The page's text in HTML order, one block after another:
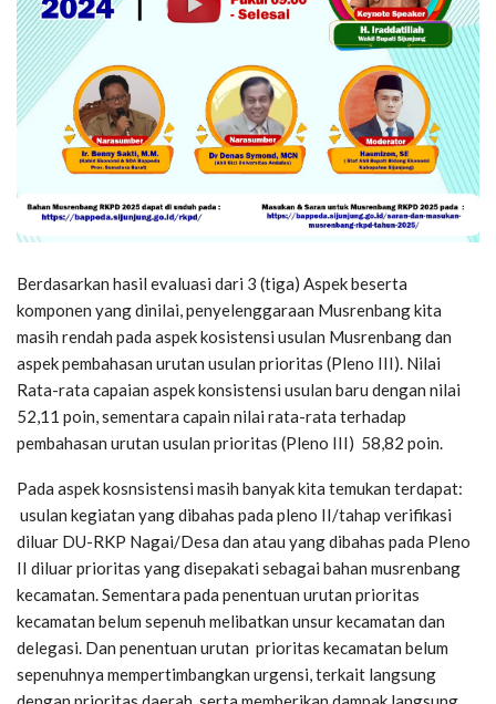
Berdasarkan hasil evaluasi dari 3 (tiga) Aspek beserta
komponen yang dinilai, penyelenggaraan Musrenbang kita
masih rendah pada aspek kosistensi usulan Musrenbang dan
aspek pembahasan urutan usulan prioritas (Pleno III). Nilai
Rata-rata capaian aspek konsistensi usulan baru dengan nilai
52,11 poin, sementara capain nilai rata-rata terhadap
pembahasan urutan usulan prioritas (Pleno III) 58,82 poin.
Pada aspek kosnsistensi masih banyak kita temukan terdapat:
usulan kegiatan yang dibahas pada pleno II/tahap verifikasi
diluar DU-RKP Nagai/Desa dan atau yang dibahas pada Pleno
II diluar prioritas yang disepakati sebagai bahan musrenbang
kecamatan. Sementara pada penentuan urutan prioritas
kecamatan belum sepenuh melibatkan unsur kecamatan dan
delegasi. Dan penentuan urutan prioritas kecamatan belum
sepenuhnya mempertimbangkan urgensi, terkait langsung